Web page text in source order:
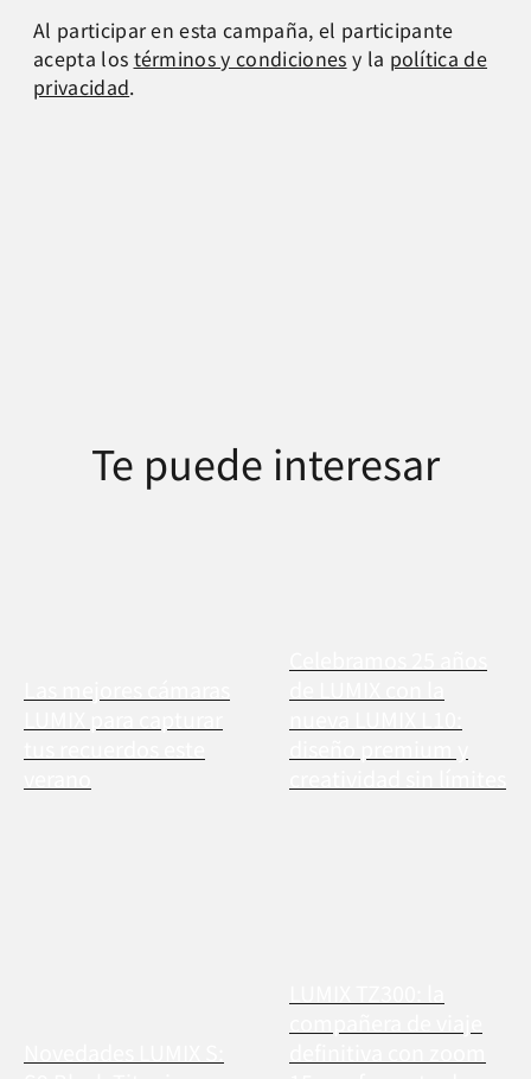
Al participar en esta campaña, el participante
acepta los términos y condiciones y la política de
privacidad.
Te puede interesar